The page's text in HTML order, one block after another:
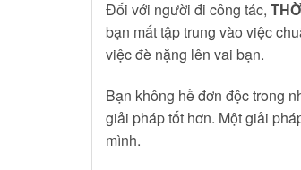
Đối với người đi công tác,
bạn mất tập trung vào việc
việc đè nặng lên vai bạn.
Bạn không hề đơn độc trong
giải pháp tốt hơn. Một giải
mình.